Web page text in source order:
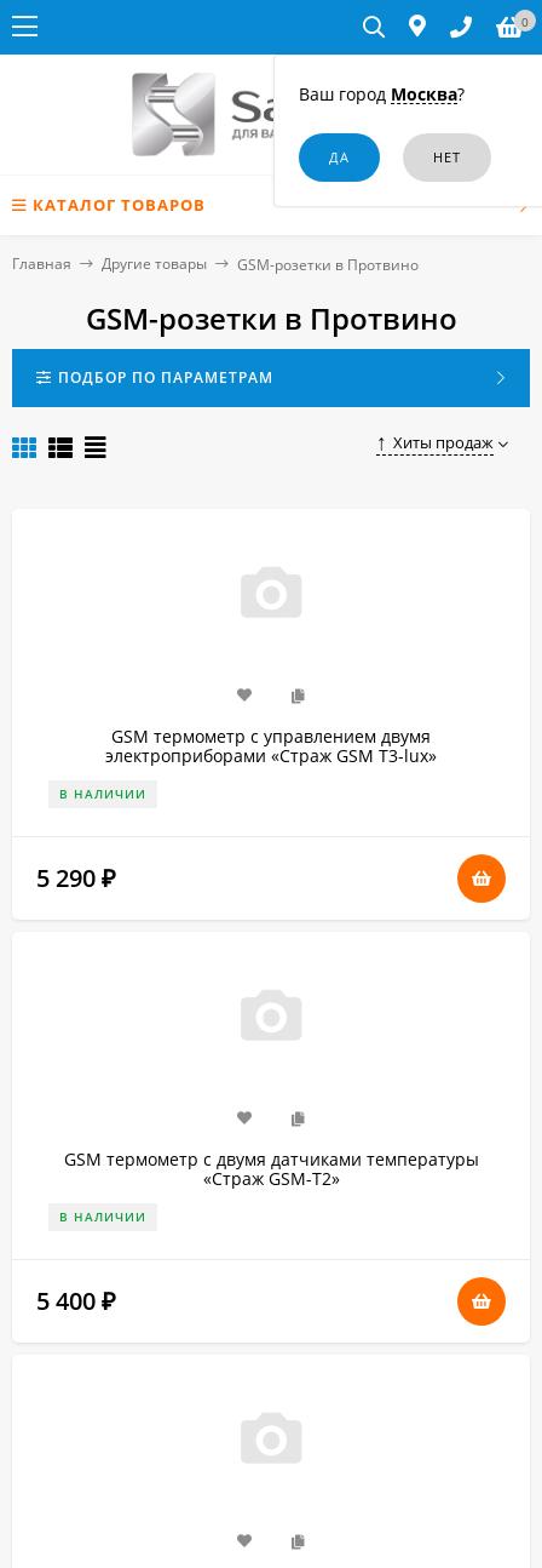
Ваш город Москва?
0
КАТАЛОГ ТОВАРОВ
Главная Другие товары GSM-розетки в Протвино
GSM-розетки в Протвино
ПОДБОР ПО ПАРАМЕТРАМ
Хиты продаж
GSM термометр с управлением двумя
электроприборами «Страж GSM T3-lux»
В НАЛИЧИИ
5 290 ₽
GSM термометр c двумя датчиками температуры
«Страж GSM-T2»
В НАЛИЧИИ
5 400 ₽